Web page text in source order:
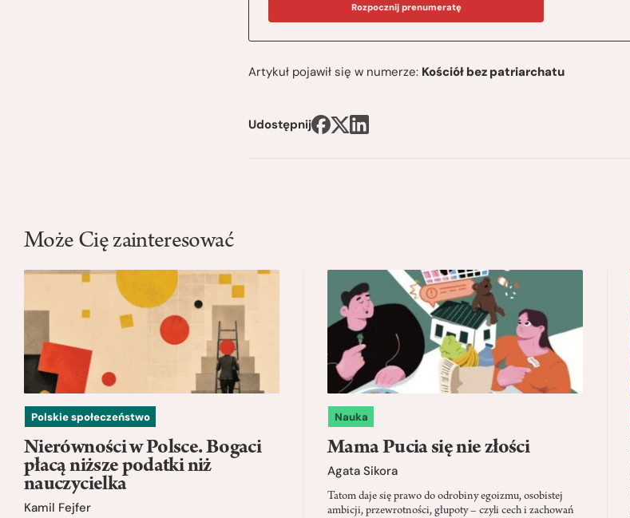
Rozpocznij prenumeratę
Artykuł pojawił się w numerze: Kościół bez patriarchatu
Udostępnij
Może Cię zainteresować
Polskie społeczeństwo
Nierówności w Polsce. Bogaci
płacą niższe podatki niż
nauczycielka
Kamil Fejfer
Nauka
Mama Pucia się nie złości
Agata Sikora
Tatom daje się prawo do odrobiny egoizmu, osobistej
ambicji, przewrotności, głupoty – czyli cech i zachowań